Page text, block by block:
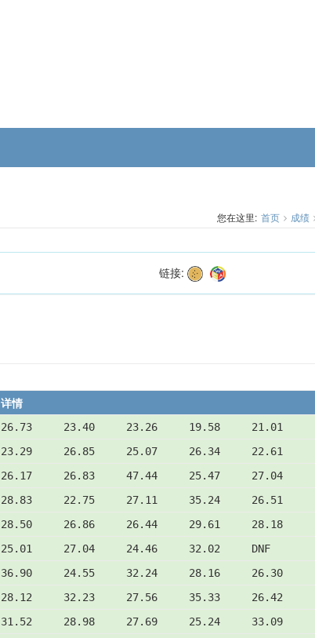
您在这里: 首页 成绩
链接:
详情
26.73     23.40     23.26     19.58     21.01
23.29     26.85     25.07     26.34     22.61
26.17     26.83     47.44     25.47     27.04
28.83     22.75     27.11     35.24     26.51
28.50     26.86     26.44     29.61     28.18
25.01     27.04     24.46     32.02     DNF
36.90     24.55     32.24     28.16     26.30
28.12     32.23     27.56     35.33     26.42
31.52     28.98     27.69     25.24     33.09